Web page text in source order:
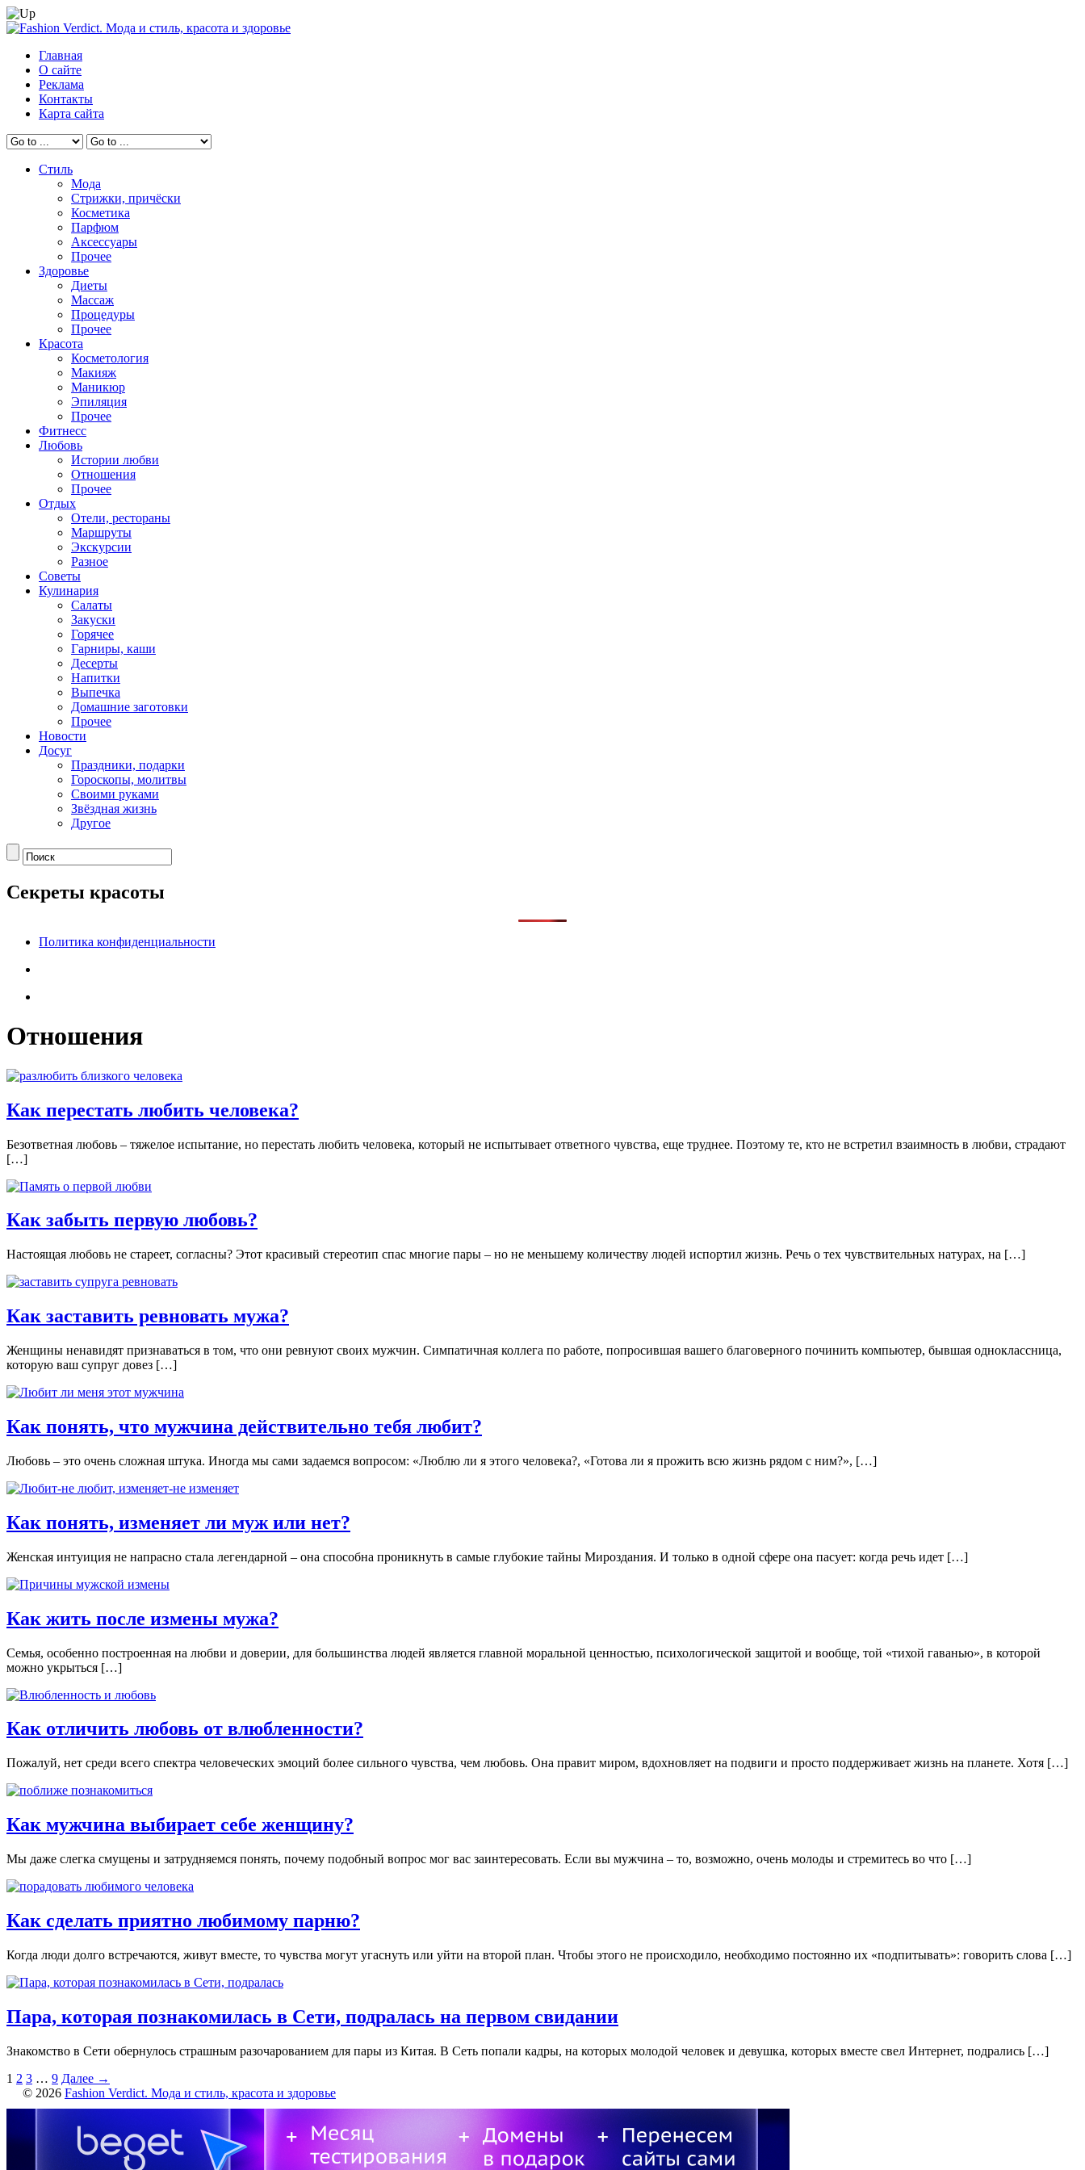
Главная
О сайте
Реклама
Контакты
Карта сайта
Стиль
Мода
Стрижки, причёски
Косметика
Парфюм
Аксессуары
Прочее
Здоровье
Диеты
Массаж
Процедуры
Прочее
Красота
Косметология
Макияж
Маникюр
Эпиляция
Прочее
Фитнесс
Любовь
Истории любви
Отношения
Прочее
Отдых
Отели, рестораны
Маршруты
Экскурсии
Разное
Советы
Кулинария
Салаты
Закуски
Горячее
Гарниры, каши
Десерты
Напитки
Выпечка
Домашние заготовки
Прочее
Новости
Досуг
Праздники, подарки
Гороскопы, молитвы
Своими руками
Звёздная жизнь
Другое
Секреты красоты
Политика конфиденциальности
Отношения
Как перестать любить человека?
Безответная любовь – тяжелое испытание, но перестать любить человека, который не испытывает ответного чувства, еще труднее. Поэтому те, кто не встретил взаимность в любви, страдают
[…]
Как забыть первую любовь?
Настоящая любовь не стареет, согласны? Этот красивый стереотип спас многие пары – но не меньшему количеству людей испортил жизнь. Речь о тех чувствительных натурах, на […]
Как заставить ревновать мужа?
Женщины ненавидят признаваться в том, что они ревнуют своих мужчин. Симпатичная коллега по работе, попросившая вашего благоверного починить компьютер, бывшая одноклассница,
которую ваш супруг довез […]
Как понять, что мужчина действительно тебя любит?
Любовь – это очень сложная штука. Иногда мы сами задаемся вопросом: «Люблю ли я этого человека?, «Готова ли я прожить всю жизнь рядом с ним?», […]
Как понять, изменяет ли муж или нет?
Женская интуиция не напрасно стала легендарной – она способна проникнуть в самые глубокие тайны Мироздания. И только в одной сфере она пасует: когда речь идет […]
Как жить после измены мужа?
Семья, особенно построенная на любви и доверии, для большинства людей является главной моральной ценностью, психологической защитой и вообще, той «тихой гаванью», в которой
можно укрыться […]
Как отличить любовь от влюбленности?
Пожалуй, нет среди всего спектра человеческих эмоций более сильного чувства, чем любовь. Она правит миром, вдохновляет на подвиги и просто поддерживает жизнь на планете. Хотя […]
Как мужчина выбирает себе женщину?
Мы даже слегка смущены и затрудняемся понять, почему подобный вопрос мог вас заинтересовать. Если вы мужчина – то, возможно, очень молоды и стремитесь во что […]
Как сделать приятно любимому парню?
Когда люди долго встречаются, живут вместе, то чувства могут угаснуть или уйти на второй план. Чтобы этого не происходило, необходимо постоянно их «подпитывать»: говорить слова […]
Пара, которая познакомилась в Сети, подралась на первом свидании
Знакомство в Сети обернулось страшным разочарованием для пары из Китая. В Сеть попали кадры, на которых молодой человек и девушка, которых вместе свел Интернет, подрались […]
1 2 3 … 9 Далее →
© 2026 Fashion Verdict. Мода и стиль, красота и здоровье